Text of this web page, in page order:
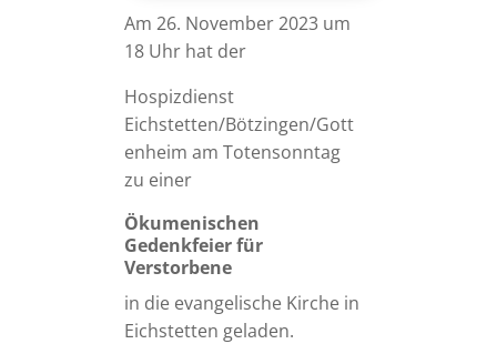
Am 26. November 2023 um
18 Uhr hat der
Hospizdienst
Eichstetten/Bötzingen/Gott
enheim am Totensonntag
zu einer
Ökumenischen
Gedenkfeier für
Verstorbene
in die evangelische Kirche in
Eichstetten geladen.